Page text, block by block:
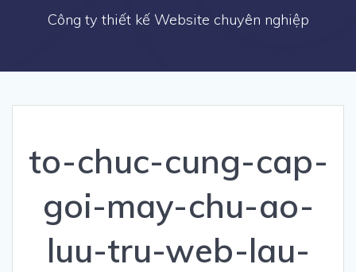
Công ty thiết kế Website chuyên nghiệp
to-chuc-cung-cap-
goi-may-chu-ao-
luu-tru-web-lau-